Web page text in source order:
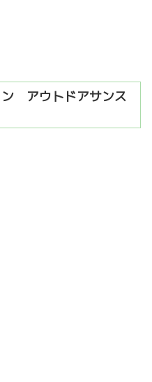
アウトドアサンス